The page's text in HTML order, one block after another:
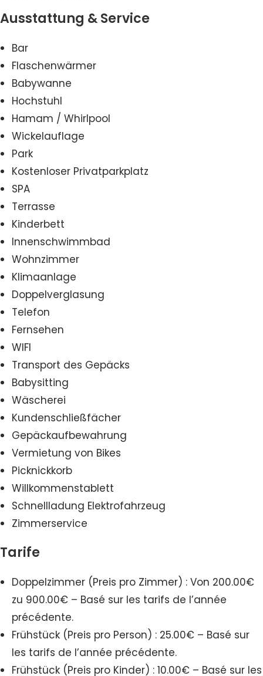
Ausstattung & Service
Bar
Flaschenwärmer
Babywanne
Hochstuhl
Hamam / Whirlpool
Wickelauflage
Park
Kostenloser Privatparkplatz
SPA
Terrasse
Kinderbett
Innenschwimmbad
Wohnzimmer
Klimaanlage
Doppelverglasung
Telefon
Fernsehen
WIFI
Transport des Gepäcks
Babysitting
Wäscherei
Kundenschließfächer
Gepäckaufbewahrung
Vermietung von Bikes
Picknickkorb
Willkommenstablett
Schnellladung Elektrofahrzeug
Zimmerservice
Tarife
Doppelzimmer (Preis pro Zimmer) : Von 200.00€
zu 900.00€ – Basé sur les tarifs de l’année
précédente.
Frühstück (Preis pro Person) : 25.00€ – Basé sur
les tarifs de l’année précédente.
Frühstück (Preis pro Kinder) : 10.00€ – Basé sur les